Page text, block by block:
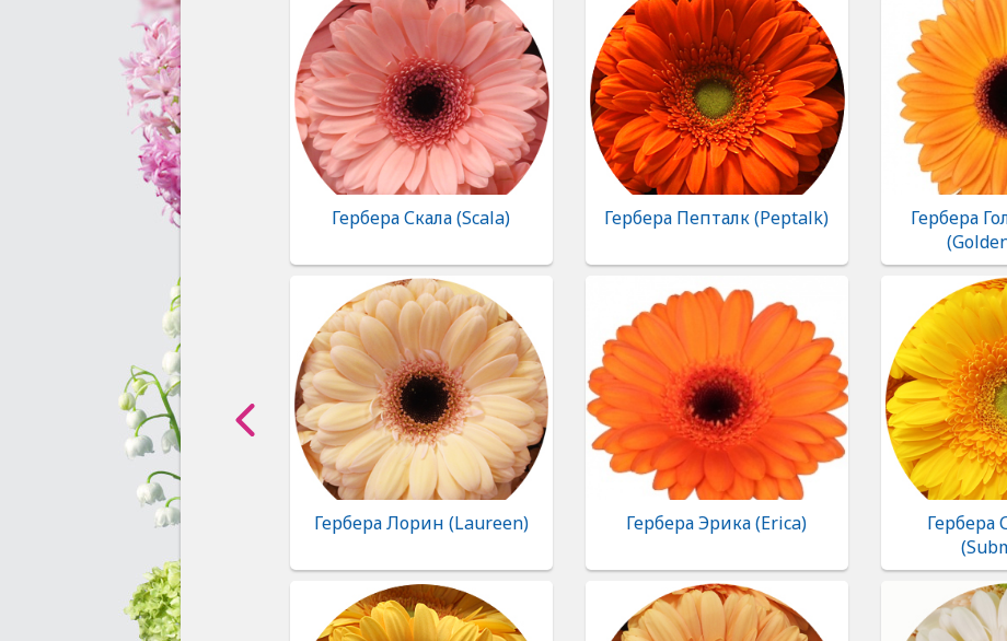
Гербера Скала (Scala) Гербера Пепталк (Peptalk)
Гербера
Гербера Лорин (Laureen) Гербера Эрика (Erica)
Гербера